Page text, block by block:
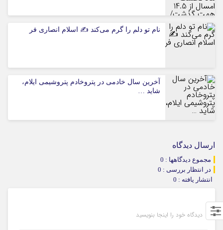
نام تو دلم را گرم می‌کند ✍️ اسلام انصاری فر
آخرین سال خادمی در پتروخادم پتروشیمی ایلام،
شاید …
ارسال دیدگاه
مجموع دیدگاهها : 0
در انتظار بررسی : 0
انتشار یافته : 0
دیدگاه خود را اینجا بنویسید